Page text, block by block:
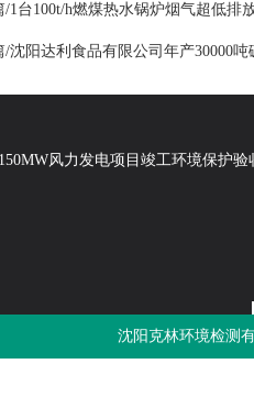
/1台100t/h燃煤热水锅炉烟气超低排
/沈阳达利食品有限公司年产30000
风力发电项目竣工环境保护验
沈阳克林环境检测